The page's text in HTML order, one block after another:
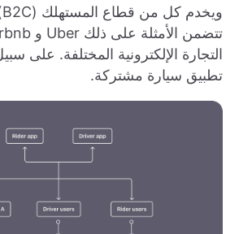
التجارة الإلكترونية المختلفة. على
تطبيق سيارة مشتركة.